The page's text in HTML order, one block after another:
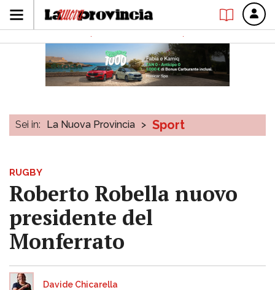
Sei in: La Nuova Provincia > Sport
RUGBY
Roberto Robella nuovo
presidente del
Monferrato
Davide Chicarella